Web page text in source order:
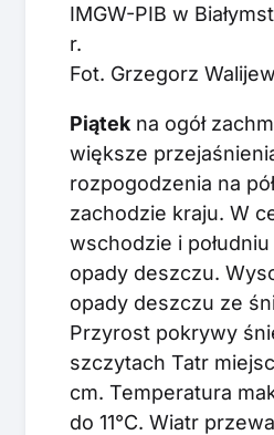
IMGW-PIB w
r.
Fot. Grzegorz
Piątek na ogół
większe
rozpogodzenia na
zachodzie kraju. W
wschodzie i
opady deszczu.
opady deszczu ze
Przyrost pokrywy
szczytach Tatr
cm. Temperatura
do 11°C. Wiatr